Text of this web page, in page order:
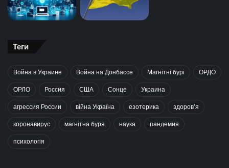
Теги
Война в Украине Война на Донбассе Магнітні бурі ОРДО
ОРЛО Россия США Сонце Украина
агрессия России війна Україна езотерика здоров’я
коронавирус магнітна буря наука пандемия
психологія